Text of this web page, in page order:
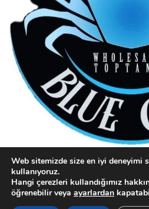
Web sitemizde size en iyi deneyimi
kullanıyoruz.
Hangi çerezleri kullandığımız
öğrenebilir veya ayarlardan